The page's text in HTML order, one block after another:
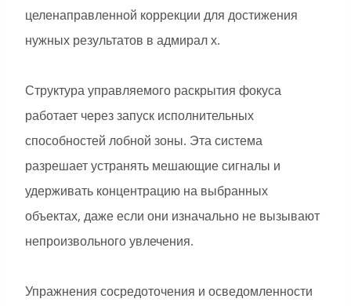
целенаправленной коррекции для достижения
нужных результатов в адмирал х.
Структура управляемого раскрытия фокуса
работает через запуск исполнительных
способностей лобной зоны. Эта система
разрешает устранять мешающие сигналы и
удерживать концентрацию на выбранных
объектах, даже если они изначально не вызывают
непроизвольного увлечения.
Упражнения сосредоточения и осведомленности